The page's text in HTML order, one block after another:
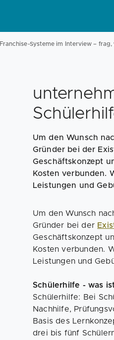
Franchise-Systeme im Interview – frag,
Um den Wunsch
Gründer bei der
Geschäftskonzept
Kosten verbunden.
Leistungen und
Um den Wunsch
Gründer bei der
Geschäftskonzept
Kosten verbunden.
Leistungen und
Schülerhilfe - was
Schülerhilfe: Bei
Nachhilfe,
Basis des
drei bis fünf